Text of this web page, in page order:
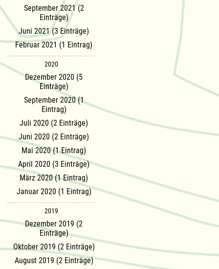
September 2021 (2
Einträge)
Juni 2021 (3 Einträge)
Februar 2021 (1 Eintrag)
2020
Dezember 2020 (5
Einträge)
September 2020 (1
Eintrag)
Juli 2020 (2 Einträge)
Juni 2020 (2 Einträge)
Mai 2020 (1 Eintrag)
April 2020 (3 Einträge)
März 2020 (1 Eintrag)
Januar 2020 (1 Eintrag)
2019
Dezember 2019 (2
Einträge)
Oktober 2019 (2 Einträge)
August 2019 (2 Einträge)